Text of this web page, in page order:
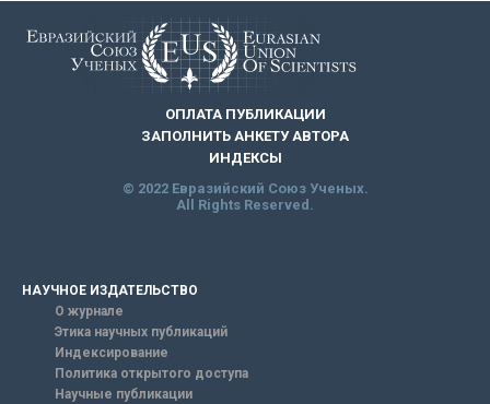
ОПЛАТА ПУБЛИКАЦИИ
ЗАПОЛНИТЬ АНКЕТУ АВТОРА
ИНДЕКСЫ
© 2022 Евразийский Союз Ученых.
All Rights Reserved.
НАУЧНОЕ ИЗДАТЕЛЬСТВО
О журнале
Этика научных публикаций
Индексирование
Политика открытого доступа
Научные публикации